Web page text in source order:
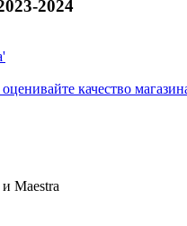
2024